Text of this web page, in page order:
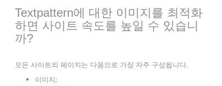
Textpattern에 대한 이미지를 최적화
하면 사이트 속도를 높일 수 있습니
까?
모든 사이트의 페이지는 다음으로 가장 자주 구성됩니다.
이미지;